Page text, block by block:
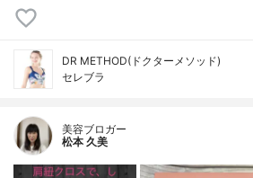
DR METHOD(ドクターメソッド)
セレブラ
美容ブロガー
松本 久美